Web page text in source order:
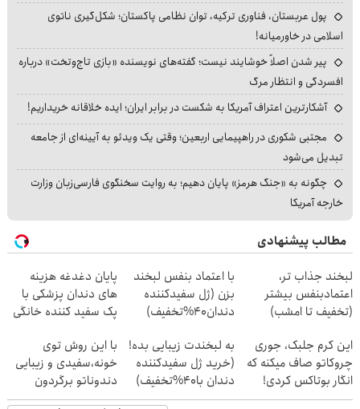
پول عربستان، فناوری ترکیه، توان نظامی پاکستان؛ شکل‌گیری ناتوی
اسلامی در خاورمیانه!
پیر شدن اصلاً خوشایند نیست؛ گفته‌های نویسنده «بازی تاج‌وتخت» درباره
افسردگی و انتظار مرگ
آشکارترین اعتراف آمریکا به شکست در برابر ایران؛ ایده خلاقانه خریداریم!
مجتبی شکوری در راهپیمایی اربعین؛ وقتی یک ویدئو به آیینه‌ای از جامعه
تبدیل می‌شود
چگونه به «جنگ هرمز» پایان دهیم؛ به روایت سخنگوی فارسی‌زبان وزارت
خارجه آمریکا
مطالب پیشنهادی
لبخند جذاب تر،
اعتمادبنفس بیشتر
(تخفیف تا امشب)
با اعتماد بنفس لبخند
بزن (ژل سفیدکننده
دندان40%تخفیف)
پایان دغدغه هزینه
های دندان پزشکی با
پک سفید کننده خانگی
این کرم جلبک، جوری
چروکاتو صاف میکنه که
انگار بوتاکس کردی!
(تخفیف ویژه)
به لبخندت زیبایی بده!
(خرید ژل سفیدکننده
دندان با40%تخفیف)
با این روش توی
خونه،سفیدی و زیبایی
دندوناتو برگردون
(40%off)